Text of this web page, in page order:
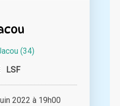
(34)
LSF
2022 à 19h00